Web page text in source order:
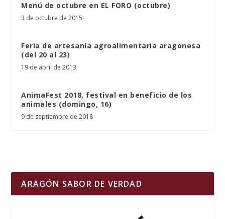
Menú de octubre en EL FORO (octubre)
3 de octubre de 2015
Feria de artesanía agroalimentaria aragonesa
(del 20 al 23)
19 de abril de 2013
AnimaFest 2018, festival en beneficio de los
animales (domingo, 16)
9 de septiembre de 2018
ARAGÓN SABOR DE VERDAD